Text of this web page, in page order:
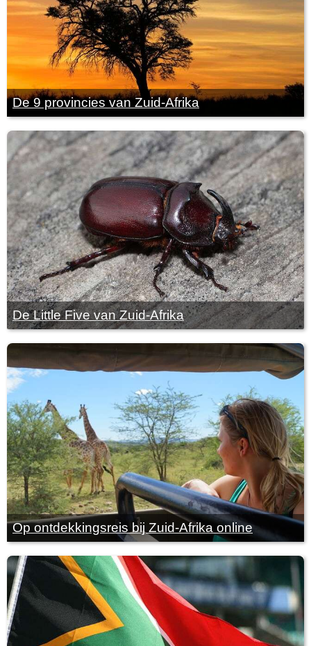
De 9 provincies van Zuid-Afrika
De Little Five van Zuid-Afrika
Op ontdekkingsreis bij Zuid-Afrika online